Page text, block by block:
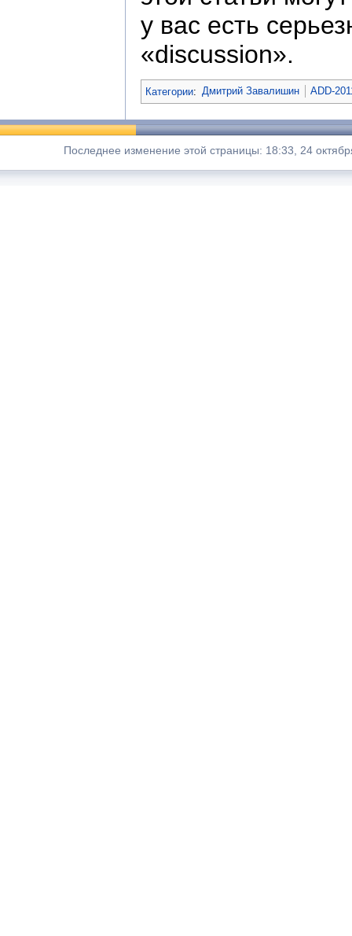
у вас есть
«discussion».
Категории: Дмитрий Завалишин ADD-
Последнее изменение этой страницы: 18:33, 24